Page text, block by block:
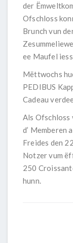
der
Ofschloss
Brunch vun
ee Maufel
Mëttwochs
PEDIBUS
Cadeau
Als
d’ Memberen
Freides den
Notzer vum
250
hunn.